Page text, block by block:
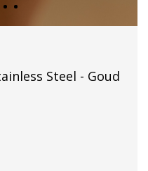
Steel - Goud